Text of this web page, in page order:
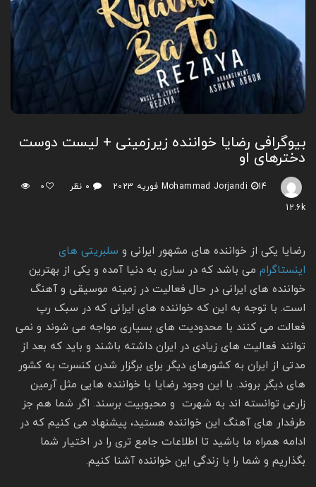
بیوگرافی رضایا خواننده زیرزمینی + لیست دوست
دخترهای او
Mohammad Jorjandi 14 فوریه 2023 ۰ نظر
0
12.6k
رضایا یکی از خواننده های مشهور ایرانی و سلبریتی های
اینستاگرام می باشد که در ساری به دنیا آمده و یکی از بهترین
خواننده های ایرانی در حال فعالیت در زمینه موسیقی و آهنگ
است. با توجه به این که خواننده های ایرانی که در سبک رپ
فعالت می کنند با محدودیت‌ های بسیاری مواجه می شوند و نمی
توانند فعالیت های زیادی در ایران داشته باشند و باید که بعد از
مدتی از ایران به کشورهای دیگر برای برگزار شدن کنسرت به کشور
های دیگر بروند. با این وجود رضایا با خواننده هایی مثل آرمین
زارعی توانسته اند به شهرت و محبوبیت برسند. اگر شما هم جز
طرفدار های آهنگ این خواننده هستید، پیشنهاد می کنیم که در
ادامه همراه ما باشید تا اطلاعات جامع تری را در اختیار شما
بگذاریم و شما را با زندگی این خواننده آشنا کنیم.